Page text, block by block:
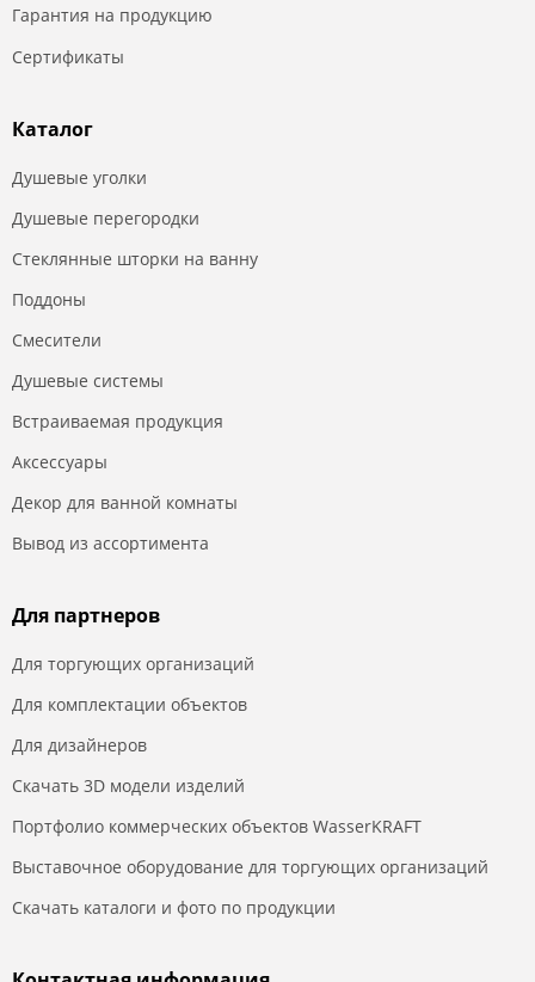
Гарантия на продукцию
Сертификаты
Каталог
Душевые уголки
Душевые перегородки
Стеклянные шторки на ванну
Поддоны
Смесители
Душевые системы
Встраиваемая продукция
Аксессуары
Декор для ванной комнаты
Вывод из ассортимента
Для партнеров
Для торгующих организаций
Для комплектации объектов
Для дизайнеров
Скачать 3D модели изделий
Портфолио коммерческих объектов WasserKRAFT
Выставочное оборудование для торгующих организаций
Скачать каталоги и фото по продукции